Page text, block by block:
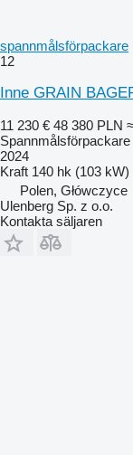
spannmålsförpackare
12
Inne GRAIN
11 230 € 48 380 PLN
Spannmålsförpackare
2024
Kraft 140 hk (103 kW)
Polen, Główczyce
Ulenberg Sp. z o.o.
Kontakta säljaren